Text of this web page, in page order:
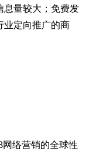
息量较大；免费发
业定向推广的商
络营销的全球性